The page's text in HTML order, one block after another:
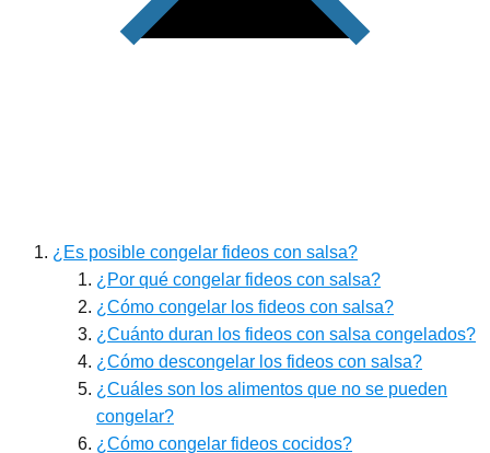
¿Es posible congelar fideos con salsa?
¿Por qué congelar fideos con salsa?
¿Cómo congelar los fideos con salsa?
¿Cuánto duran los fideos con salsa congelados?
¿Cómo descongelar los fideos con salsa?
¿Cuáles son los alimentos que no se pueden
congelar?
¿Cómo congelar fideos cocidos?